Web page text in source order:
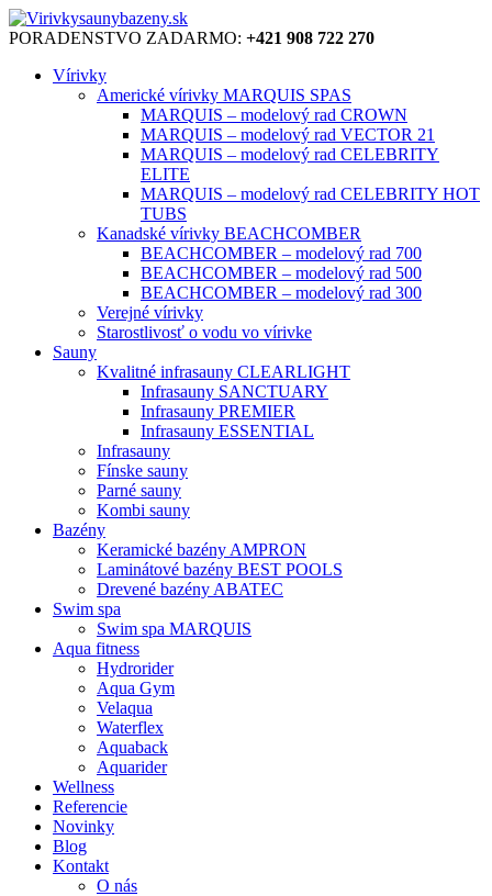
PORADENSTVO ZADARMO: +421 908 722 270
Vírivky
Americké vírivky MARQUIS SPAS
MARQUIS – modelový rad CROWN
MARQUIS – modelový rad VECTOR 21
MARQUIS – modelový rad CELEBRITY
ELITE
MARQUIS – modelový rad CELEBRITY HOT
TUBS
Kanadské vírivky BEACHCOMBER
BEACHCOMBER – modelový rad 700
BEACHCOMBER – modelový rad 500
BEACHCOMBER – modelový rad 300
Verejné vírivky
Starostlivosť o vodu vo vírivke
Sauny
Kvalitné infrasauny CLEARLIGHT
Infrasauny SANCTUARY
Infrasauny PREMIER
Infrasauny ESSENTIAL
Infrasauny
Fínske sauny
Parné sauny
Kombi sauny
Bazény
Keramické bazény AMPRON
Laminátové bazény BEST POOLS
Drevené bazény ABATEC
Swim spa
Swim spa MARQUIS
Aqua fitness
Hydrorider
Aqua Gym
Velaqua
Waterflex
Aquaback
Aquarider
Wellness
Referencie
Novinky
Blog
Kontakt
O nás